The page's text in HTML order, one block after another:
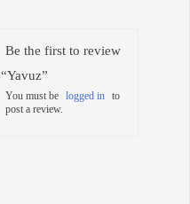
Be the first to review
“Yavuz”
You must be logged in to
post a review.